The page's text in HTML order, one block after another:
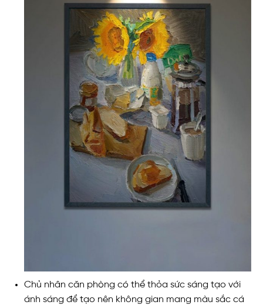
Chủ nhân căn phòng có thể thỏa sức sáng tạo với
ánh sáng để tạo nên không gian mang màu sắc cá